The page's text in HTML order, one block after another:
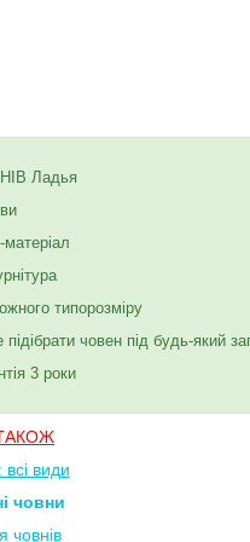
Ладья
типорозміру
човен під будь-який
3 роки
види
човни
човнів